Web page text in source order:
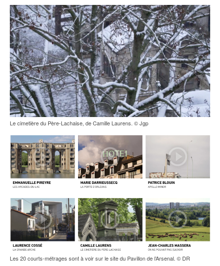
Le cimetière du Père-Lachaise, de Camille Laurens. © Jgp
Les 20 courts-métrages sont à voir sur le site du Pavillon de l’Arsenal. © DR